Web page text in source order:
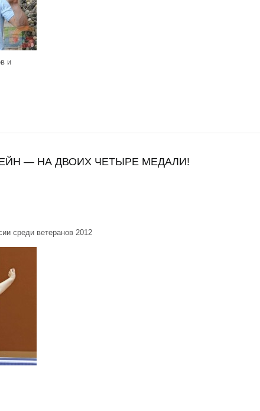
и
— НА ДВОИХ ЧЕТЫРЕ МЕДАЛИ!
среди ветеранов 2012